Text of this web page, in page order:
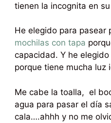
tienen la incognita en
He elegido para pasear
mochilas con tapa
capacidad. Y he
porque tiene mucha luz
Me cabe la toalla, el
agua para pasar el día
cala….ahhh y no me